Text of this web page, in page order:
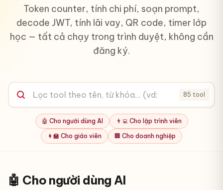
Token counter, tính chi phí, soạn prompt,
decode JWT, tính lãi vay, QR code, timer lớp
học — tất cả chạy trong trình duyệt, không cần
đăng ký.
85 tool
🤖 Cho người dùng AI
👨‍💻 Cho lập trình viên
👩‍🏫 Cho giáo viên
🏢 Cho doanh nghiệp
🤖 Cho người dùng AI